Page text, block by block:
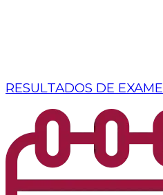
RESULTADOS DE